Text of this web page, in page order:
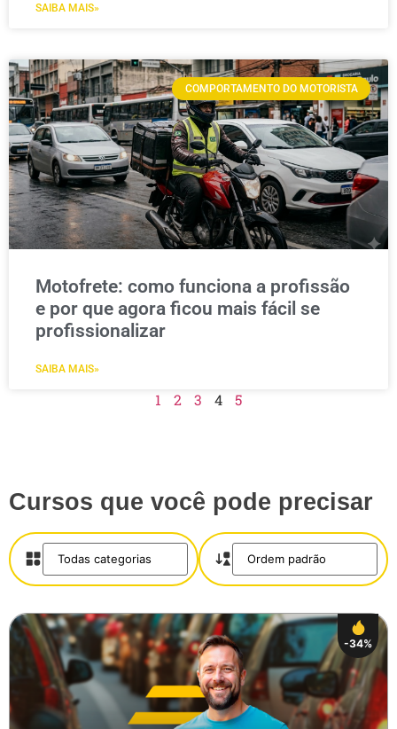
SAIBA MAIS»
COMPORTAMENTO DO MOTORISTA
Motofrete: como funciona a profissão
e por que agora ficou mais fácil se
profissionalizar
SAIBA MAIS»
1 2 3 4 5
Cursos que você pode precisar
-34%